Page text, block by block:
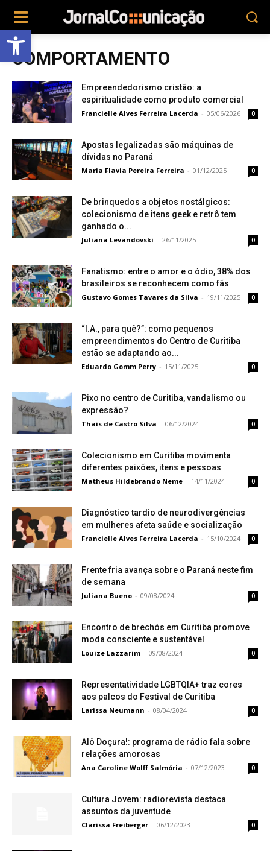
Abrir a barra de ferramentas
COMPORTAMENTO
Empreendedorismo cristão: a
espiritualidade como produto comercial
Francielle Alves Ferreira Lacerda - 05/06/2026 0
Apostas legalizadas são máquinas de
dívidas no Paraná
Maria Flavia Pereira Ferreira - 01/12/2025 0
De brinquedos a objetos nostálgicos:
colecionismo de itens geek e retrô tem
ganhado o...
Juliana Levandovski - 26/11/2025 0
Fanatismo: entre o amor e o ódio, 38% dos
brasileiros se reconhecem como fãs
Gustavo Gomes Tavares da Silva - 19/11/2025 0
“I.A., para quê?”: como pequenos
empreendimentos do Centro de Curitiba
estão se adaptando ao...
Eduardo Gomm Perry - 15/11/2025 0
Pixo no centro de Curitiba, vandalismo ou
expressão?
Thais de Castro Silva - 06/12/2024 0
Colecionismo em Curitiba movimenta
diferentes paixões, itens e pessoas
Matheus Hildebrando Neme - 14/11/2024 0
Diagnóstico tardio de neurodivergências
em mulheres afeta saúde e socialização
Francielle Alves Ferreira Lacerda - 15/10/2024 0
Frente fria avança sobre o Paraná neste fim
de semana
Juliana Bueno - 09/08/2024 0
Encontro de brechós em Curitiba promove
moda consciente e sustentável
Louize Lazzarim - 09/08/2024 0
Representatividade LGBTQIA+ traz cores
aos palcos do Festival de Curitiba
Larissa Neumann - 08/04/2024 0
Alô Doçura!: programa de rádio fala sobre
relações amorosas
Ana Caroline Wolff Salmória - 07/12/2023 0
Cultura Jovem: radiorevista destaca
assuntos da juventude
Clarissa Freiberger - 06/12/2023 0